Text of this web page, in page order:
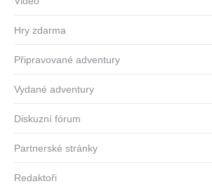
Hry zdarma
Připravované adventury
Vydané adventury
Diskuzní fórum
Partnerské stránky
Redaktoři